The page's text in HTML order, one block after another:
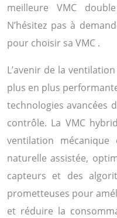
meilleure VMC
N’hésitez pas à
pour choisir sa VMC .
L’avenir de la
plus en plus
technologies avancées
contrôle. La VMC
ventilation
naturelle assistée,
capteurs et des
prometteuses pour
et réduire la